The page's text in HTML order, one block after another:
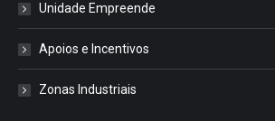
Unidade Empreende
Apoios e Incentivos
Zonas Industriais